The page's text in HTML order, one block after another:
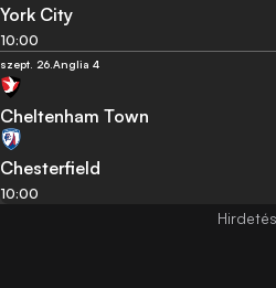
York City
10:00
szept. 26. Anglia 4
Cheltenham Town
Chesterfield
10:00